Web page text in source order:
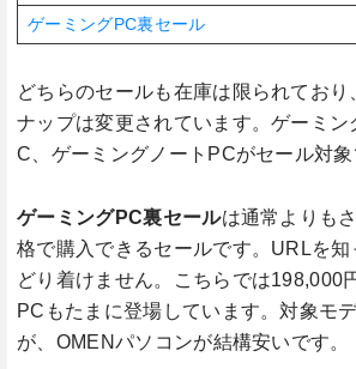
ゲーミングPC裏セール
どちらのセールも在庫は限られてお
ナップは変更されています。ゲーミン
C、ゲーミングノートPCがセール対象
ゲーミングPC裏セールは通常よりも
格で購入できるセールです。URLを知
どり着けません。こちらでは198,000
PCもたまに登場しています。対象モ
が、OMENパソコンが結構安いです。